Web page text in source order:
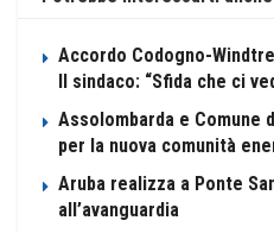
Accordo Codogno-
Il sindaco: “Sfida che ci
Assolombarda e Comune
per la nuova comunità
Aruba realizza a Ponte
all’avanguardia